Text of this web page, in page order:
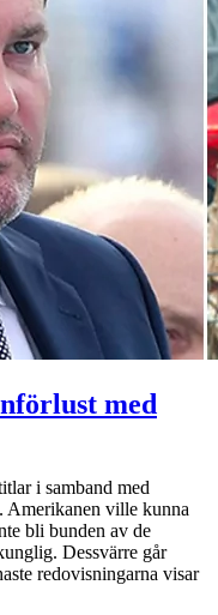
med
i samband med
Amerikanen ville kunna
bli bunden av de
Dessvärre går
redovisningarna visar